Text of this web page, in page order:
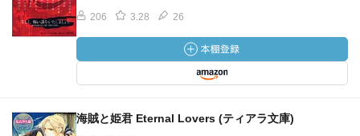
206 3.28 26
海賊と姫君 Eternal Lovers (ティアラ文庫)